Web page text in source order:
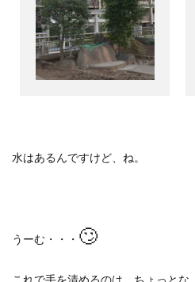
水はあるんですけど、ね。
うーむ・・・ 🙄
これで手を清めるのは、ちょっとな。